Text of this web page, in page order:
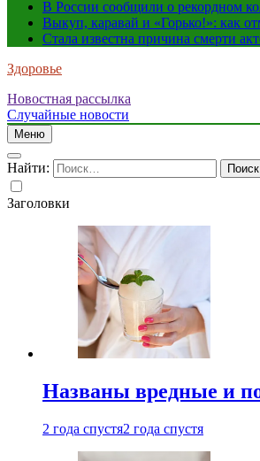
В России сообщили о рекордном
Выкуп, каравай и «Горько!»: как
Стала известна причина смерти
Здоровье
Новостная рассылка
Случайные новости
Меню
Найти:
Заголовки
Названы вредные и
2 года спустя2 года спустя